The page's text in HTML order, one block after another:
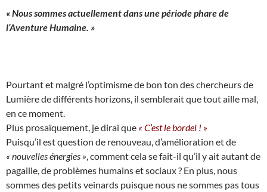
« Nous sommes actuellement dans une période phare de
l’Aventure Humaine. »
Pourtant et malgré l’optimisme de bon ton des chercheurs de
Lumière de différents horizons, il semblerait que tout aille mal,
en ce moment.
Plus prosaïquement, je dirai que « C’est le bordel ! »
Puisqu’il est question de renouveau, d’amélioration et de
« nouvelles énergies » , comment cela se fait-il qu’il y ait autant de
pagaille, de problèmes humains et sociaux ? En plus, nous
sommes des petits veinards puisque nous ne sommes pas tous